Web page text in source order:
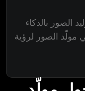
الصور بالذكاء
مولّد الصور لرؤية